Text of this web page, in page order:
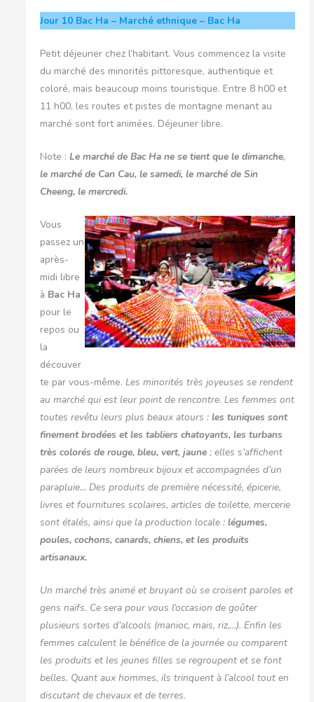
Jour 10 Bac Ha – Marché ethnique – Bac Ha
Petit déjeuner chez l’habitant. Vous commencez la visite
du marché des minorités pittoresque, authentique et
coloré, mais beaucoup moins touristique. Entre 8 h00 et
11 h00, les routes et pistes de montagne menant au
marché sont fort animées. Déjeuner libre.
Note : Le marché de Bac Ha ne se tient que le dimanche,
le marché de Can Cau, le samedi, le marché de Sin
Cheeng, le mercredi.
Vous
passez un
après-
midi libre
à Bac Ha
pour le
repos ou
la
découver
te par vous-même. Les minorités très joyeuses se rendent
au marché qui est leur point de rencontre. Les femmes ont
toutes revêtu leurs plus beaux atours : les tuniques sont
finement brodées et les tabliers chatoyants, les turbans
très colorés de rouge, bleu, vert, jaune ; elles s’affichent
parées de leurs nombreux bijoux et accompagnées d’un
parapluie… Des produits de première nécessité, épicerie,
livres et fournitures scolaires, articles de toilette, mercerie
sont étalés, ainsi que la production locale :légumes,
poules, cochons, canards, chiens, et les produits
artisanaux.
Un marché très animé et bruyant où se croisent paroles et
gens naïfs. Ce sera pour vous l’occasion de goûter
plusieurs sortes d’alcools (manioc, mais, riz,…). Enfin les
femmes calculent le bénéfice de la journée ou comparent
les produits et les jeunes filles se regroupent et se font
belles. Quant aux hommes, ils trinquent à l’alcool tout en
discutant de chevaux et de terres.